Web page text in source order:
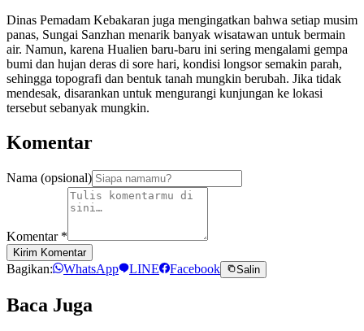
Dinas Pemadam Kebakaran juga mengingatkan bahwa setiap musim
panas, Sungai Sanzhan menarik banyak wisatawan untuk bermain
air. Namun, karena Hualien baru-baru ini sering mengalami gempa
bumi dan hujan deras di sore hari, kondisi longsor semakin parah,
sehingga topografi dan bentuk tanah mungkin berubah. Jika tidak
mendesak, disarankan untuk mengurangi kunjungan ke lokasi
tersebut sebanyak mungkin.
Komentar
Nama (opsional)
Komentar *
Kirim Komentar
Bagikan: WhatsApp LINE Facebook Salin
Baca Juga